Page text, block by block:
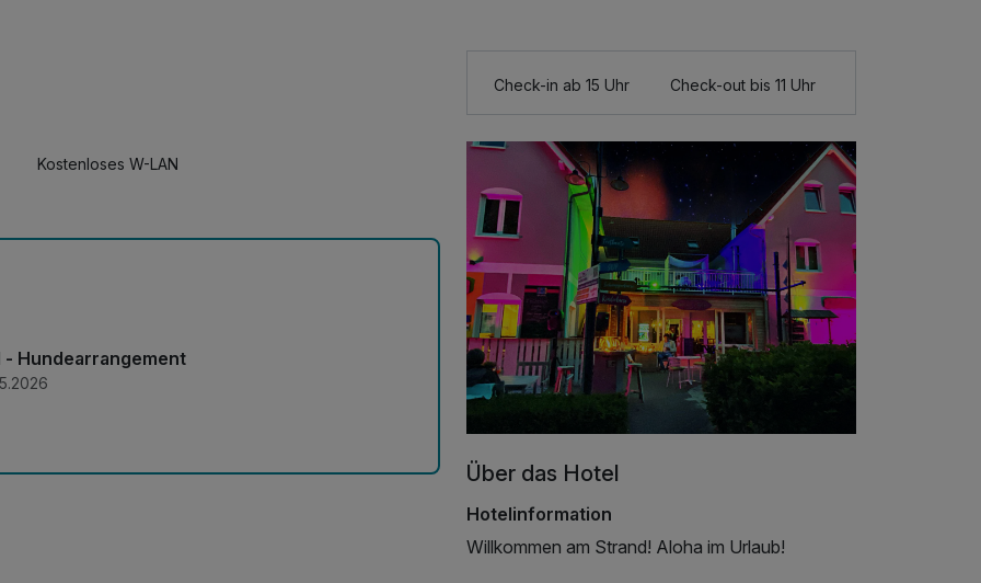
Kostenloses W-LAN
Hundearrangement
Check-in ab 15 Uhr Check-out bis 11 Uhr
Über das Hotel
Hotelinformation
Willkommen am Strand! Aloha im Urlaub!